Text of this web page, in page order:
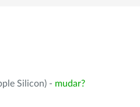
Silicon) - mudar?